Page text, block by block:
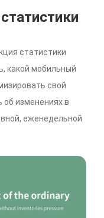
статистики
какой мобильный
свой
изменениях в
еженедельной